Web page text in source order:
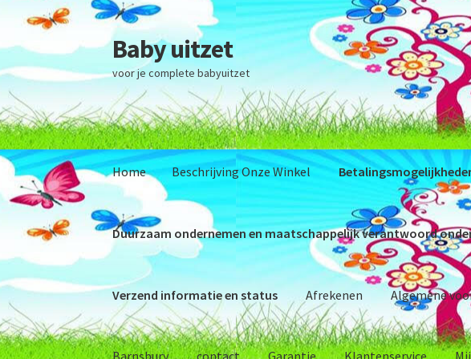
Ga
door
naar
navigatie
Ga
naar
de
inhoud
Baby uitzet
voor je complete babyuitzet
Home Beschrijving Onze Winkel
Duurzaam ondernemen en maatschappelijk verantwoord
Verzend informatie en status Afrekenen Algemene